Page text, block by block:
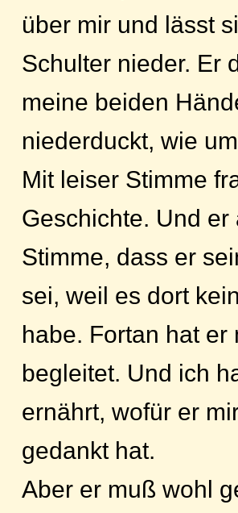
über mir und lässt
Schulter nieder. Er
meine beiden
niederduckt, wie
Mit leiser Stimme
Geschichte. Und
Stimme, dass er
sei, weil es dort
habe. Fortan hat
begleitet. Und ich
ernährt, wofür er
gedankt hat.
Aber er muß wohl